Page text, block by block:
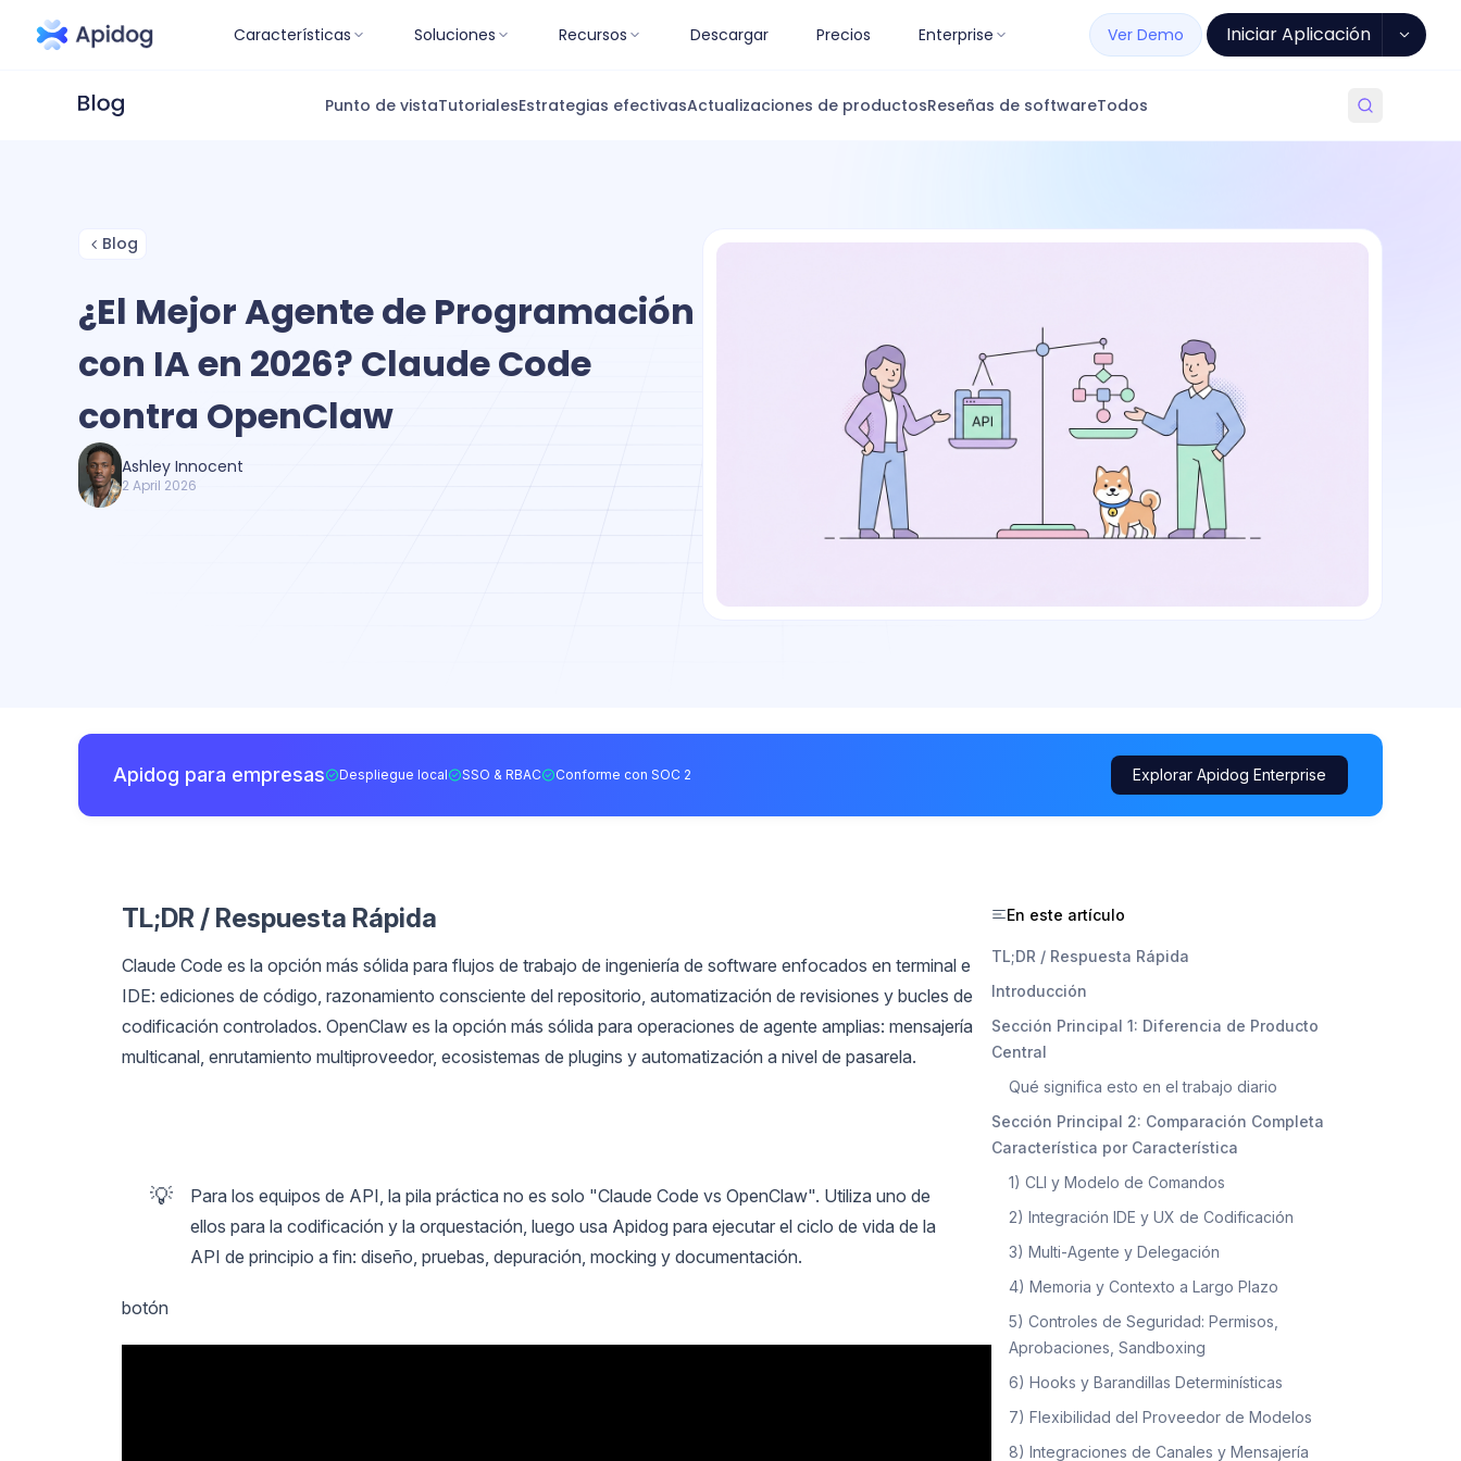
Características Soluciones Recursos Descargar Precios Enterprise Ver Demo Iniciar Aplicación
Punto de vistaTutorialesEstrategias efectivasActualizaciones de productosReseñas de softwareTodos
Blog
¿El Mejor Agente de Programación
con IA en 2026? Claude Code
contra OpenClaw
Ashley Innocent
2 April 2026
Apidog para empresas Despliegue local SSO & RBAC Conforme con SOC 2 Explorar Apidog Enterprise
TL;DR / Respuesta Rápida
Claude Code es la opción más sólida para flujos de trabajo de ingeniería de software enfocados en terminal e
IDE: ediciones de código, razonamiento consciente del repositorio, automatización de revisiones y bucles de
codificación controlados. OpenClaw es la opción más sólida para operaciones de agente amplias: mensajería
multicanal, enrutamiento multiproveedor, ecosistemas de plugins y automatización a nivel de pasarela.
💡
Para los equipos de API, la pila práctica no es solo "Claude Code vs OpenClaw". Utiliza uno de
ellos para la codificación y la orquestación, luego usa Apidog para ejecutar el ciclo de vida de la
API de principio a fin: diseño, pruebas, depuración, mocking y documentación.
botón
En este artículo
TL;DR / Respuesta Rápida
Introducción
Sección Principal 1: Diferencia de Producto
Central
Qué significa esto en el trabajo diario
Sección Principal 2: Comparación Completa
Característica por Característica
1) CLI y Modelo de Comandos
2) Integración IDE y UX de Codificación
3) Multi-Agente y Delegación
4) Memoria y Contexto a Largo Plazo
5) Controles de Seguridad: Permisos,
Aprobaciones, Sandboxing
6) Hooks y Barandillas Determinísticas
7) Flexibilidad del Proveedor de Modelos
8) Integraciones de Canales y Mensajería